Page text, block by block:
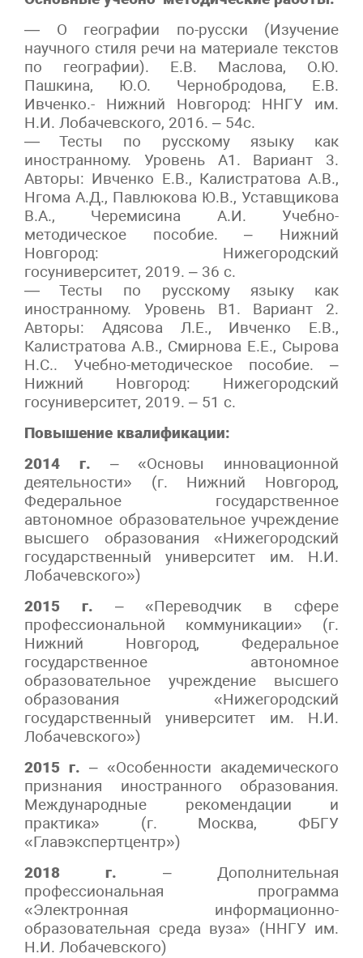
— О географии по-русски (Изучение
научного стиля речи на материале текстов
по географии). Е.В. Маслова, О.Ю.
Пашкина, Ю.О. Чернобродова, Е.В.
Ивченко.- Нижний Новгород: ННГУ им.
Н.И. Лобачевского, 2016. – 54с.
— Тесты по русскому языку как
иностранному. Уровень А1. Вариант 3.
Авторы: Ивченко Е.В., Калистратова А.В.,
Нгома А.Д., Павлюкова Ю.В., Уставщикова
В.А., Черемисина А.И. Учебно-
методическое пособие. – Нижний
Новгород: Нижегородский
госуниверситет, 2019. – 36 с.
— Тесты по русскому языку как
иностранному. Уровень В1. Вариант 2.
Авторы: Адясова Л.Е., Ивченко Е.В.,
Калистратова А.В., Смирнова Е.Е., Сырова
Н.С.. Учебно-методическое пособие. –
Нижний Новгород: Нижегородский
госуниверситет, 2019. – 51 с.
Повышение квалификации:
2014 г. – «Основы инновационной
деятельности» (г. Нижний Новгород,
Федеральное государственное
автономное образовательное учреждение
высшего образования «Нижегородский
государственный университет им. Н.И.
Лобачевского»)
2015 г. – «Переводчик в сфере
профессиональной коммуникации» (г.
Нижний Новгород, Федеральное
государственное автономное
образовательное учреждение высшего
образования «Нижегородский
государственный университет им. Н.И.
Лобачевского»)
2015 г. – «Особенности академического
признания иностранного образования.
Международные рекомендации и
практика» (г. Москва, ФБГУ
«Главэкспертцентр»)
2018 г. – Дополнительная
профессиональная программа
«Электронная информационно-
образовательная среда вуза» (ННГУ им.
Н.И. Лобачевского)